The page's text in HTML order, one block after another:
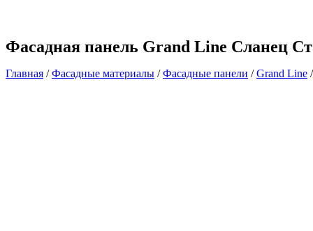
Фасадная панель Grand Line Сланец
Главная /Фасадные материалы /Фасадные панели /Grand Line